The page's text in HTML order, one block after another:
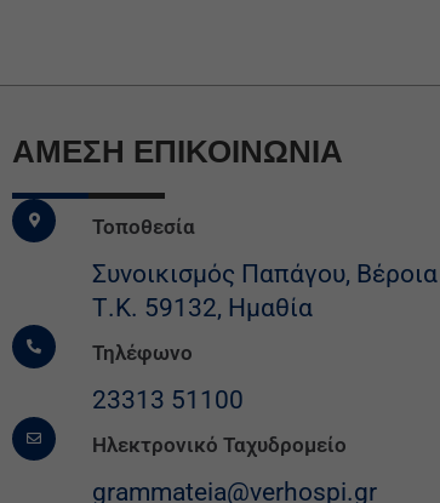
ΆΜΕΣΗ ΕΠΙΚΟΙΝΩΝΙΑ
Τοποθεσία
Συνοικισμός Παπάγου, Βέροια
Τ.Κ. 59132, Ημαθία
Τηλέφωνο
23313 51100
Ηλεκτρονικό Ταχυδρομείο
grammateia@verhospi.gr